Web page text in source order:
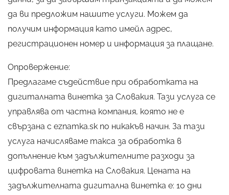
да ви предложим нашите услуги. Можем да
получим информация като имейл адрес,
регистрационен номер и информация за плащане.
Опровержение:
Предлагаме съдействие при обработката на
дигиталната винетка за Словакия. Тази услуга се
управлява от частна компания, която не е
свързана с eznamka.sk по никакъв начин. За тази
услуга начисляваме такса за обработка в
допълнение към задължителните разходи за
цифровата винетка на Словакия. Цената на
задължителната дигитална винетка е: 10 дни